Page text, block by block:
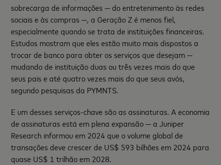
sobrecarga de informações — do entretenimento às redes
sociais e às compras —, a Geração Z é menos fiel,
especialmente quando se trata de instituições financeiras.
Estudos mostram que eles estão muito mais dispostos a
trocar de banco para obter os serviços que desejam —
mudando de instituição duas ou três vezes mais do que
seus pais e até quatro vezes mais do que seus avós,
segundo pesquisas da PYMNTS.
E um desses serviços-chave são as assinaturas. A economia
de assinaturas está em plena expansão — a Juniper
Research informou em 2024 que o volume global de
transações deve crescer de US$ 593 bilhões em 2024 para
quase US$ 1 trilhão em 2028.